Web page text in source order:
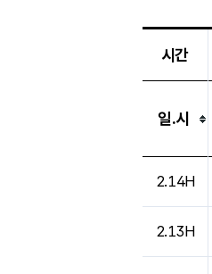
시간
일.시
2.14H
2.13H